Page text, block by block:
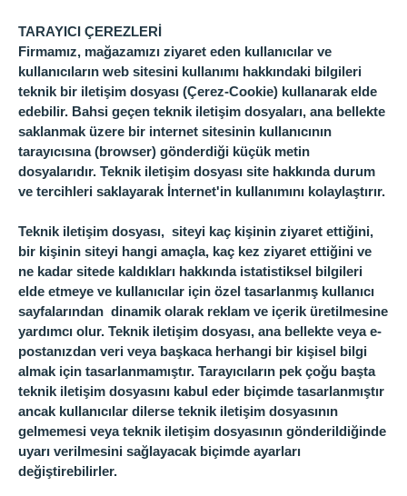
TARAYICI ÇEREZLERİ
Firmamız, mağazamızı ziyaret eden kullanıcılar ve
kullanıcıların web sitesini kullanımı hakkındaki bilgileri
teknik bir iletişim dosyası (Çerez-Cookie) kullanarak elde
edebilir. Bahsi geçen teknik iletişim dosyaları, ana bellekte
saklanmak üzere bir internet sitesinin kullanıcının
tarayıcısına (browser) gönderdiği küçük metin
dosyalarıdır. Teknik iletişim dosyası site hakkında durum
ve tercihleri saklayarak İnternet'in kullanımını kolaylaştırır.
Teknik iletişim dosyası, siteyi kaç kişinin ziyaret ettiğini,
bir kişinin siteyi hangi amaçla, kaç kez ziyaret ettiğini ve
ne kadar sitede kaldıkları hakkında istatistiksel bilgileri
elde etmeye ve kullanıcılar için özel tasarlanmış kullanıcı
sayfalarından dinamik olarak reklam ve içerik üretilmesine
yardımcı olur. Teknik iletişim dosyası, ana bellekte veya e-
postanızdan veri veya başkaca herhangi bir kişisel bilgi
almak için tasarlanmamıştır. Tarayıcıların pek çoğu başta
teknik iletişim dosyasını kabul eder biçimde tasarlanmıştır
ancak kullanıcılar dilerse teknik iletişim dosyasının
gelmemesi veya teknik iletişim dosyasının gönderildiğinde
uyarı verilmesini sağlayacak biçimde ayarları
değiştirebilirler.